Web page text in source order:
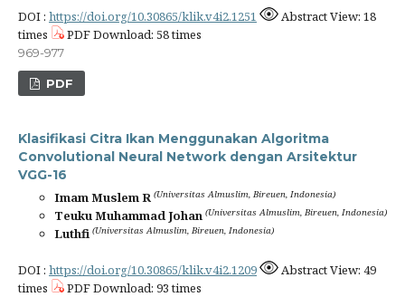
DOI : https://doi.org/10.30865/klik.v4i2.1251
Abstract View: 18
times
PDF Download: 58 times
969-977
PDF
Klasifikasi Citra Ikan Menggunakan Algoritma
Convolutional Neural Network dengan Arsitektur
VGG-16
Imam Muslem R (Universitas Almuslim, Bireuen, Indonesia)
Teuku Muhammad Johan (Universitas Almuslim, Bireuen, Indonesia)
Luthfi (Universitas Almuslim, Bireuen, Indonesia)
DOI : https://doi.org/10.30865/klik.v4i2.1209
Abstract View: 49
times
PDF Download: 93 times